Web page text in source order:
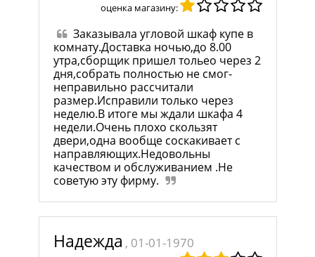
оценка магазину:
Заказывала угловой шкаф купе в
комнату.Доставка ночью,до 8.00
утра,сборщик пришел тольео через 2
дня,собрать полностью не смог-
неправильно рассчитали
размер.Исправили только через
неделю.В итоге мы ждали шкафа 4
недели.Очень плохо скользят
двери,одна вообще соскакивает с
направляющих.Недовольны
качеством и обслуживанием .Не
советую эту фирму.
Надежда , 01-01-1970